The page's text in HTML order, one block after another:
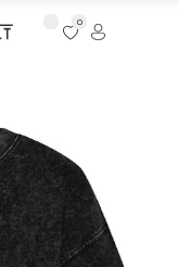
0